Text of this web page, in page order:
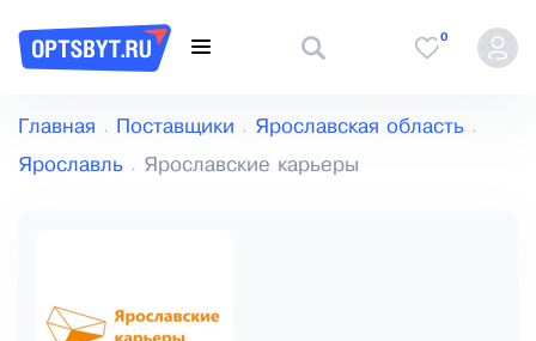
0
Главная Поставщики Ярославская область
Ярославль Ярославские карьеры